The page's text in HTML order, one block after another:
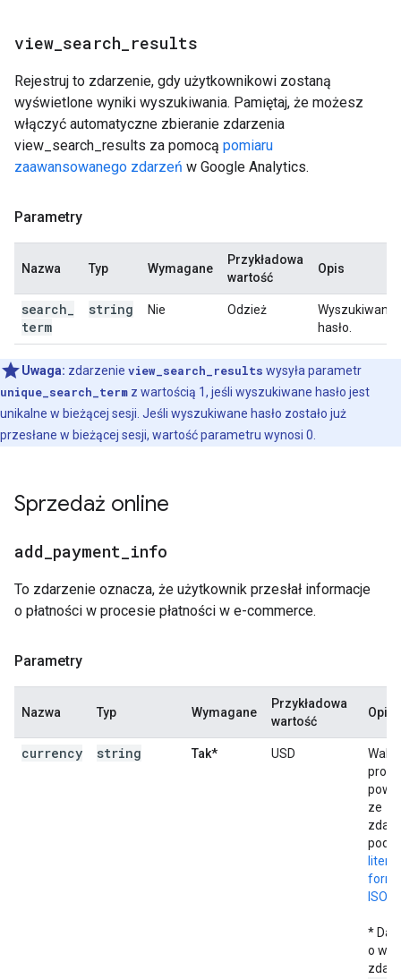
view search results
Rejestruj to zdarzenie, gdy użytkownikowi zostaną
wyświetlone wyniki wyszukiwania. Pamiętaj, że możesz
włączyć automatyczne zbieranie zdarzenia
view_search_results za pomocą pomiaru
zaawansowanego zdarzeń w Google Analytics.
Parametry
Nazwa Typ Wymagane
Przykładowa
wartość
Opis
search
term
string Nie Odzież
Wyszukiwane
hasło.
Uwaga: zdarzenie view_search_results wysyła parametr
unique_search_term z wartością 1, jeśli wyszukiwane hasło jest
unikalne w bieżącej sesji. Jeśli wyszukiwane hasło zostało już
przesłane w bieżącej sesji, wartość parametru wynosi 0.
Sprzedaż online
add payment info
To zdarzenie oznacza, że użytkownik przesłał informacje
o płatności w procesie płatności w e-commerce.
Parametry
Nazwa Typ Wymagane
Przykładowa
wartość
Opis
currency string Tak* USD
ze
ISO
*
o